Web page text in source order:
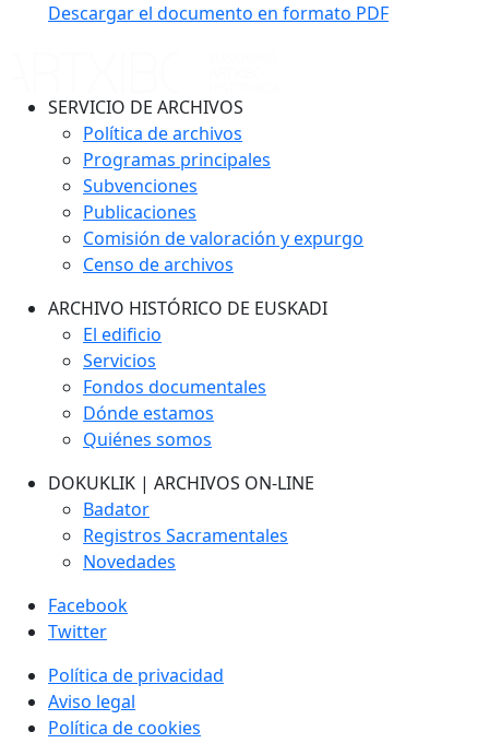
Descargar el documento en formato PDF
SERVICIO DE ARCHIVOS
Política de archivos
Programas principales
Subvenciones
Publicaciones
Comisión de valoración y expurgo
Censo de archivos
ARCHIVO HISTÓRICO DE EUSKADI
El edificio
Servicios
Fondos documentales
Dónde estamos
Quiénes somos
DOKUKLIK | ARCHIVOS ON-LINE
Badator
Registros Sacramentales
Novedades
Facebook
Twitter
Política de privacidad
Aviso legal
Política de cookies